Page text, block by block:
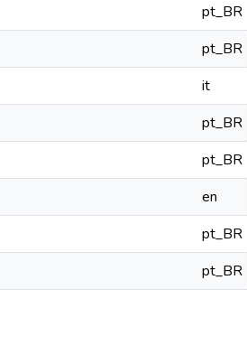
pt_BR
pt_BR
it
pt_BR
pt_BR
en
pt_BR
pt_BR